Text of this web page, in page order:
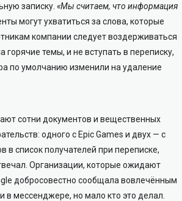
записку. «Мы считаем, что информация
могут ухватиться за слова, которые
компании следует воздерживаться
горячие темы, и не вступать в переписку,
по умолчанию изменили на удаление
сотни документов и вещественных
одного с Epic Games и двух — с
список получателей при переписке,
Организации, которые ожидают
добросовестно сообщала вовлечённым
мессенджере, но мало кто это делал.